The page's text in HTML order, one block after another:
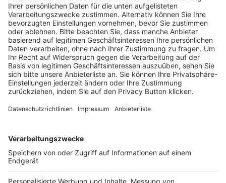
Trainerausbildung
Schulungsangebot Vereinsmitarbeiter
BFV-Geschäftsstellen
Trainerbörse
Login SpielPlus
FOLGE DEM BFV
TOP-VEREINE